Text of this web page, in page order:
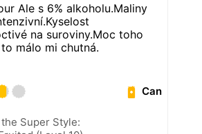
Ale s 6% alkoholu.Maliny
na suroviny.Moc toho
málo mi chutná.
Can
Super Style: